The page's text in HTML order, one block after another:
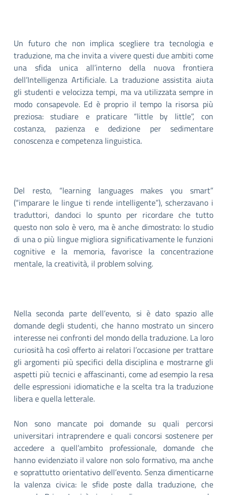
Un futuro che non implica scegliere tra tecnologia e
traduzione, ma che invita a vivere questi due ambiti come
una sfida unica all’interno della nuova frontiera
dell’Intelligenza Artificiale. La traduzione assistita aiuta
gli studenti e velocizza tempi, ma va utilizzata sempre in
modo consapevole. Ed è proprio il tempo la risorsa più
preziosa: studiare e praticare “little by little”, con
costanza, pazienza e dedizione per sedimentare
conoscenza e competenza linguistica.
Del resto, “learning languages makes you smart”
(“imparare le lingue ti rende intelligente”), scherzavano i
traduttori, dandoci lo spunto per ricordare che tutto
questo non solo è vero, ma è anche dimostrato: lo studio
di una o più lingue migliora significativamente le funzioni
cognitive e la memoria, favorisce la concentrazione
mentale, la creatività, il problem solving.
Nella seconda parte dell’evento, si è dato spazio alle
domande degli studenti, che hanno mostrato un sincero
interesse nei confronti del mondo della traduzione. La loro
curiosità ha così offerto ai relatori l’occasione per trattare
gli argomenti più specifici della disciplina e mostrarne gli
aspetti più tecnici e affascinanti, come ad esempio la resa
delle espressioni idiomatiche e la scelta tra la traduzione
libera e quella letterale.
Non sono mancate poi domande su quali percorsi
universitari intraprendere e quali concorsi sostenere per
accedere a quell’ambito professionale, domande che
hanno evidenziato il valore non solo formativo, ma anche
e soprattutto orientativo dell’evento. Senza dimenticarne
la valenza civica: le sfide poste dalla traduzione, che